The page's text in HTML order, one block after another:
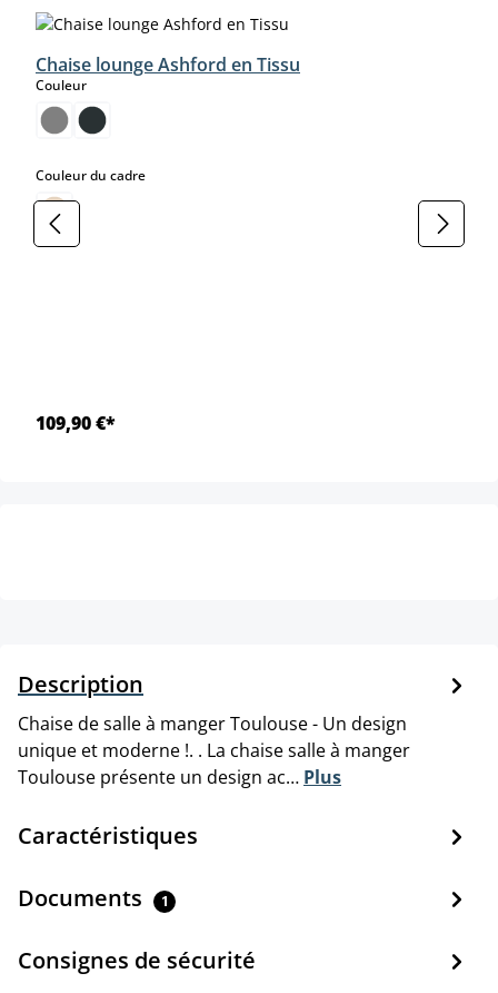
Chaise lounge Ashford en Tissu
Couleurselect
Couleur du cadreselect
109,90 €*
Description
Chaise de salle à manger Toulouse - Un design
unique et moderne !. . La chaise salle à manger
Toulouse présente un design ac… Plus
Caractéristiques
Documents 1
Consignes de sécurité